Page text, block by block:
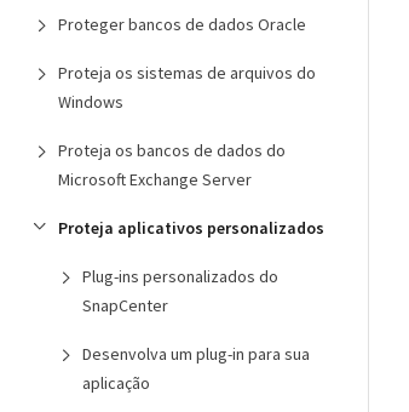
Proteger bancos de dados Oracle
Proteja os sistemas de arquivos do
Windows
Proteja os bancos de dados do
Microsoft Exchange Server
Proteja aplicativos personalizados
Plug-ins personalizados do
SnapCenter
Desenvolva um plug-in para sua
aplicação